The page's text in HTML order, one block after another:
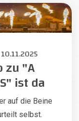
10.11.2025
zu "A
ist da
auf die Beine
selbst.